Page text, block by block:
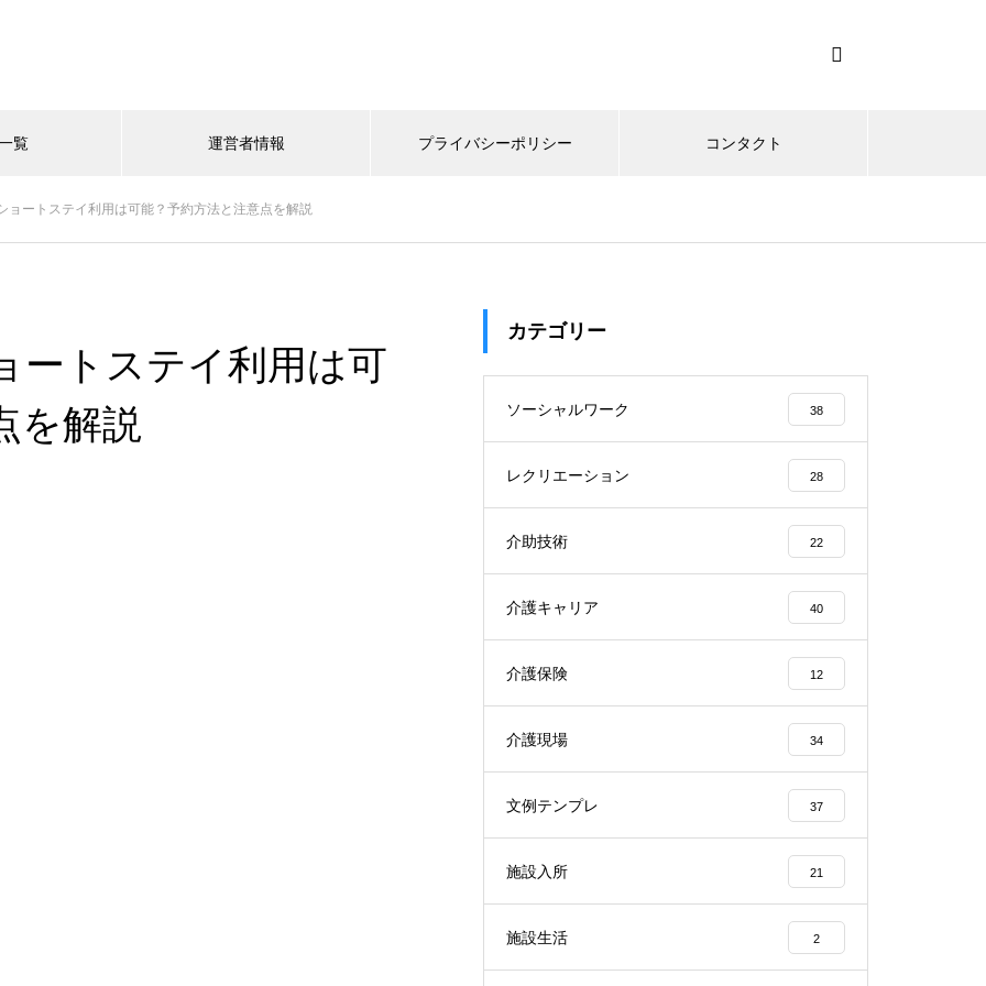
覧 運営者情報 プライバシーポリシー コンタクト
ョートステイ利用は可能？予約方法と注意点を解説
ートステイ利用は可
を解説
カテゴリー
ソーシャルワーク 38
レクリエーション 28
介助技術 22
介護キャリア 40
介護保険 12
介護現場 34
文例テンプレ 37
施設入所 21
施設生活 2